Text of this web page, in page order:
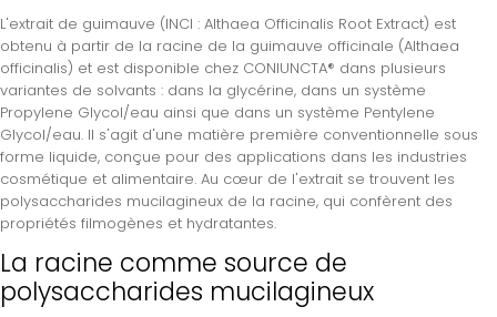
L'extrait de guimauve (INCI : Althaea Officinalis Root Extract) est
obtenu à partir de la racine de la guimauve officinale (Althaea
officinalis) et est disponible chez CONIUNCTA® dans plusieurs
variantes de solvants : dans la glycérine, dans un système
Propylene Glycol/eau ainsi que dans un système Pentylene
Glycol/eau. Il s'agit d'une matière première conventionnelle sous
forme liquide, conçue pour des applications dans les industries
cosmétique et alimentaire. Au cœur de l'extrait se trouvent les
polysaccharides mucilagineux de la racine, qui confèrent des
propriétés filmogènes et hydratantes.
La racine comme source de
polysaccharides mucilagineux